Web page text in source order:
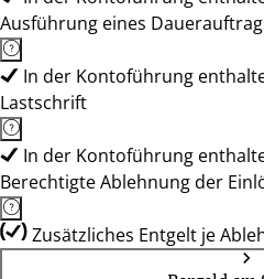
Ausführung eines
In der Kontoführung
Lastschrift
In der Kontoführung
Berechtigte Ablehnung der
Zusätzliches Entgelt je